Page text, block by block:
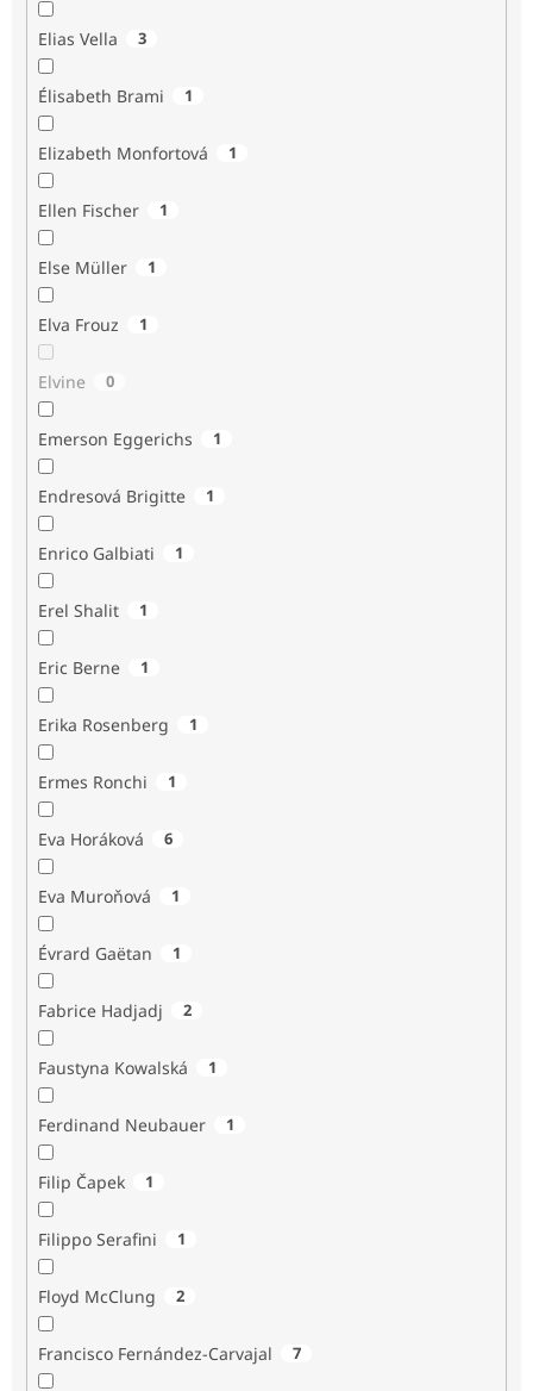
Elias Vella 3
Élisabeth Brami 1
Elizabeth Monfortová 1
Ellen Fischer 1
Else Müller 1
Elva Frouz 1
Elvine 0
Emerson Eggerichs 1
Endresová Brigitte 1
Enrico Galbiati 1
Erel Shalit 1
Eric Berne 1
Erika Rosenberg 1
Ermes Ronchi 1
Eva Horáková 6
Eva Muroňová 1
Évrard Gaëtan 1
Fabrice Hadjadj 2
Faustyna Kowalská 1
Ferdinand Neubauer 1
Filip Čapek 1
Filippo Serafini 1
Floyd McClung 2
Francisco Fernández-Carvajal 7